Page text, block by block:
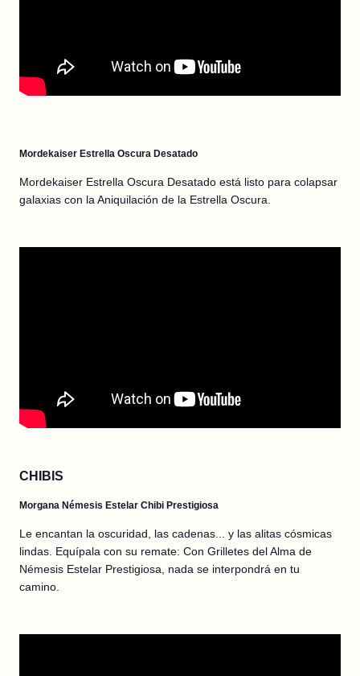
Mordekaiser Estrella Oscura Desatado
Mordekaiser Estrella Oscura Desatado está listo para colapsar
galaxias con la Aniquilación de la Estrella Oscura.
CHIBIS
Morgana Némesis Estelar Chibi Prestigiosa
Le encantan la oscuridad, las cadenas... y las alitas cósmicas
lindas. Equípala con su remate: Con Grilletes del Alma de
Némesis Estelar Prestigiosa, nada se interpondrá en tu
camino.